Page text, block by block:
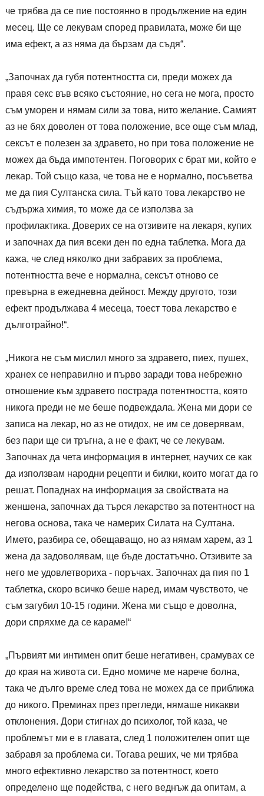
че трябва да се пие постоянно в продължение на един
месец. Ще се лекувам според правилата, може би ще
има ефект, а аз няма да бързам да съдя“.
„Започнах да губя потентността си, преди можех да
правя секс във всяко състояние, но сега не мога, просто
съм уморен и нямам сили за това, нито желание. Самият
аз не бях доволен от това положение, все още съм млад,
сексът е полезен за здравето, но при това положение не
можех да бъда импотентен. Поговорих с брат ми, който е
лекар. Той също каза, че това не е нормално, посъветва
ме да пия Султанска сила. Тъй като това лекарство не
съдържа химия, то може да се използва за
профилактика. Доверих се на отзивите на лекаря, купих
и започнах да пия всеки ден по една таблетка. Мога да
кажа, че след няколко дни забравих за проблема,
потентността вече е нормална, сексът отново се
превърна в ежедневна дейност. Между другото, този
ефект продължава 4 месеца, тоест това лекарство е
дълготрайно!“.
„Никога не съм мислил много за здравето, пиех, пушех,
хранех се неправилно и първо заради това небрежно
отношение към здравето пострада потентността, която
никога преди не ме беше подвеждала. Жена ми дори се
записа на лекар, но аз не отидох, не им се доверявам,
без пари ще си тръгна, а не е факт, че се лекувам.
Започнах да чета информация в интернет, научих се как
да използвам народни рецепти и билки, които могат да го
решат. Попаднах на информация за свойствата на
женшена, започнах да търся лекарство за потентност на
негова основа, така че намерих Силата на Султана.
Името, разбира се, обещаващо, но аз нямам харем, аз 1
жена да задоволявам, ще бъде достатъчно. Отзивите за
него ме удовлетвориха - поръчах. Започнах да пия по 1
таблетка, скоро всичко беше наред, имам чувството, че
съм загубил 10-15 години. Жена ми също е доволна,
дори спряхме да се караме!“
„Първият ми интимен опит беше негативен, срамувах се
до края на живота си. Едно момиче ме нарече болна,
така че дълго време след това не можех да се приближа
до никого. Преминах през прегледи, нямаше никакви
отклонения. Дори стигнах до психолог, той каза, че
проблемът ми е в главата, след 1 положителен опит ще
забравя за проблема си. Тогава реших, че ми трябва
много ефективно лекарство за потентност, което
определено ще подейства, с него веднъж да опитам, а